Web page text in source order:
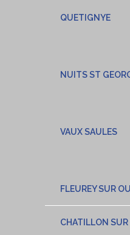
QUETIGNYE
NUITS ST
VAUX SAULES
FLEUREY SUR
CHATILLON SUR